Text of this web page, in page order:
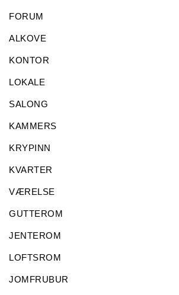
FORUM
ALKOVE
KONTOR
LOKALE
SALONG
KAMMERS
KRYPINN
KVARTER
VÆRELSE
GUTTEROM
JENTEROM
LOFTSROM
JOMFRUBUR